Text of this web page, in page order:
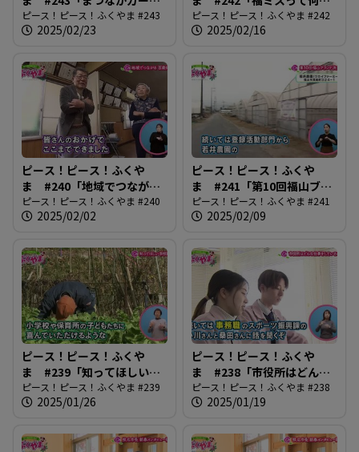
ヂェーに行こう」
ピース！ピース！ふくやま #243
2025/02/23
ろう？」
ピース！ピース！ふくやま #242
2025/02/16
ピース！ピース！ふくや
ま #240「地域でつながる
百歳体操」
ピース！ピース！ふくやま #240
2025/02/02
ピース！ピース！ふくや
ま #241「第10回福山ブラ
ンド決定！」
ピース！ピース！ふくやま #241
2025/02/09
ピース！ピース！ふくや
ま #239「知ってほしい学
校給食」
ピース！ピース！ふくやま #239
2025/01/26
ピース！ピース！ふくや
ま #238「市役所はどんな
仕事しているの？」
ピース！ピース！ふくやま #238
2025/01/19